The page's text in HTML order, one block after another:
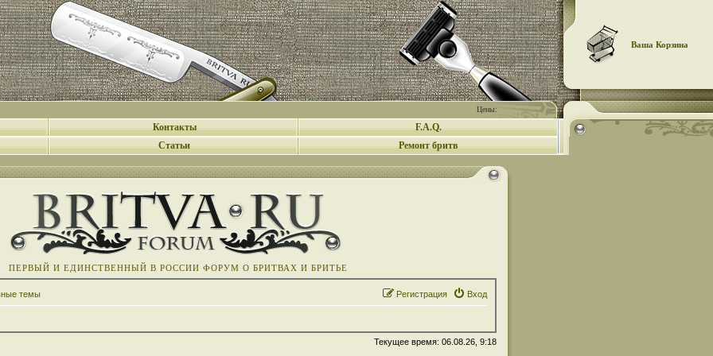
Цены:
Ваша Корзина
Контакты
F.A.Q.
Статьи Ремонт бритв
ПЕРВЫЙ И ЕДИНСТВЕННЫЙ В РОССИИ ФОРУМ О БРИТВАХ И БРИТЬЕ
темы Вход
Регистрация
Текущее время: 06.08.26, 9:18